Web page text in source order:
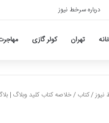
درباره سرخط نیوز
تهران کولر گازی
/کتاب /خلاصه کتاب کلید وبلاگ |